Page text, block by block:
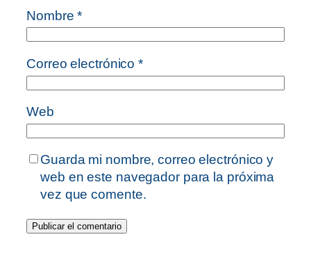
Nombre*
Correo electrónico*
Web
Guarda mi nombre, correo electrónico y
web en este navegador para la próxima
vez que comente.